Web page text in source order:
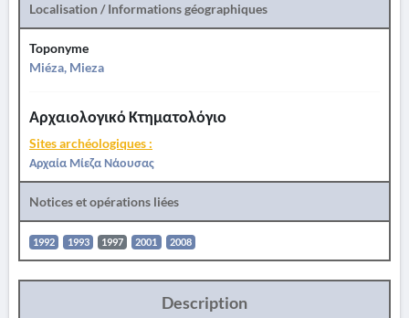
Localisation / Informations géographiques
Toponyme
Miéza, Mieza
Αρχαιολογικό Κτηματολόγιο
Sites archéologiques :
Αρχαία Μίεζα Νάουσας
Notices et opérations liées
1992 1993 1997 2001 2008
Description